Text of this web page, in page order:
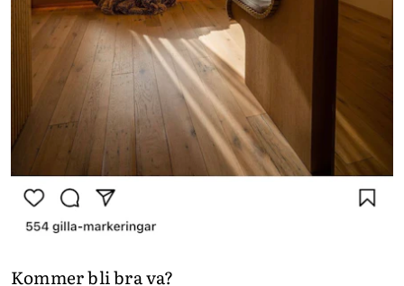
Kommer bli bra va?